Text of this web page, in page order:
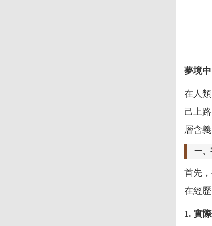
夢境
在人
己上
層含
一
首先
在經
1. 實